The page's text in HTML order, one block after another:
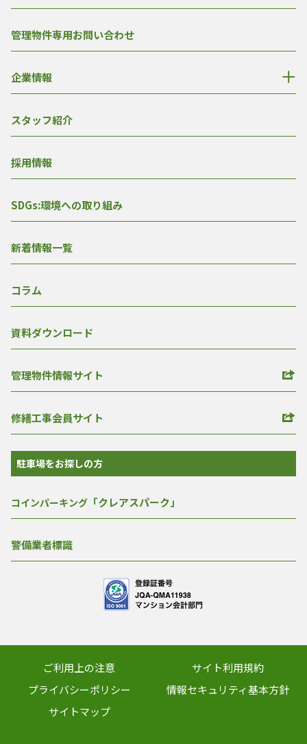
管理物件専用お問い合わせ
企業情報
スタッフ紹介
採用情報
SDGs:環境への取り組み
新着情報一覧
コラム
資料ダウンロード
管理物件情報サイト
修繕工事会員サイト
駐車場をお探しの方
コインパーキング 「クレアスパーク」
警備業者標識
ご利用上の注意
サイト利用規約
プライバシーポリシー
情報セキュリティ基本方針
サイトマップ